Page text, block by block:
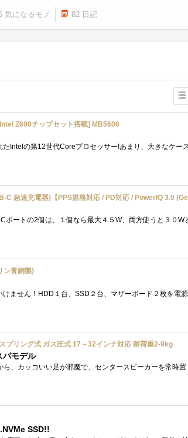
気になるモノ 82 日記
Z690チップセット搭載] MB5606
ン青銅製)
プリング式 ガス圧式 17～32インチ対応 耐荷重2-9kg
パモデル
SSD!!